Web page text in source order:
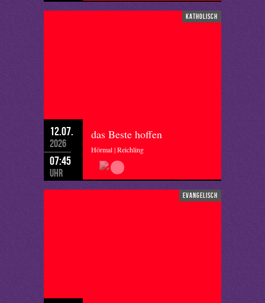
katholisch
12.07.
2026
07:45
Uhr
das Beste hoffen
Hörmal | Reichling
evangelisch